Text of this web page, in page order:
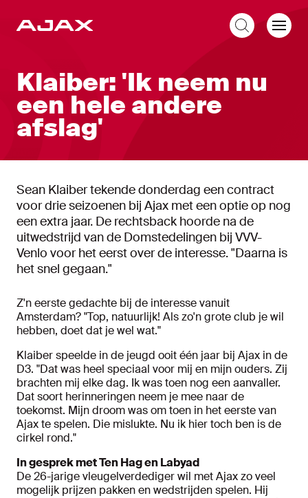
Klaiber: 'Ik neem nu
een hele andere
afslag'
Sean Klaiber tekende donderdag een contract
voor drie seizoenen bij Ajax met een optie op nog
een extra jaar. De rechtsback hoorde na de
uitwedstrijd van de Domstedelingen bij VVV-
Venlo voor het eerst over de interesse. "Daarna is
het snel gegaan."
Z'n eerste gedachte bij de interesse vanuit
Amsterdam? "Top, natuurlijk! Als zo'n grote club je wil
hebben, doet dat je wel wat."
Klaiber speelde in de jeugd ooit één jaar bij Ajax in de
D3. "Dat was heel speciaal voor mij en mijn ouders. Zij
brachten mij elke dag. Ik was toen nog een aanvaller.
Dat soort herinneringen neem je mee naar de
toekomst. Mijn droom was om toen in het eerste van
Ajax te spelen. Die mislukte. Nu ik hier toch ben is de
cirkel rond."
In gesprek met Ten Hag en Labyad
De 26-jarige vleugelverdediger wil met Ajax zo veel
mogelijk prijzen pakken en wedstrijden spelen. Hij